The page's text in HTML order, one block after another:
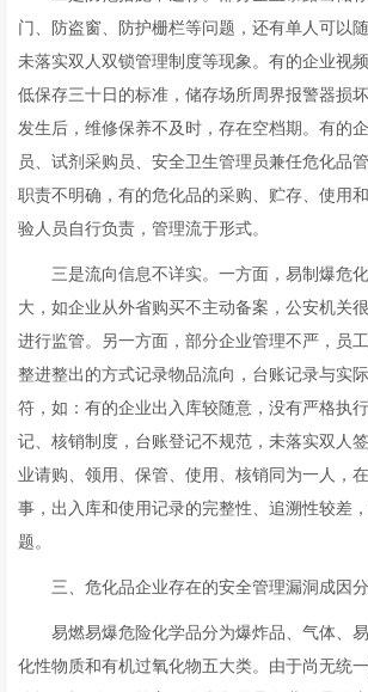
门、防盗窗、防护栅栏等问题，还有单人可以
未落实双人双锁管理制度等现象。有的企业视
低保存三十日的标准，储存场所周界报警器损
发生后，维修保养不及时，存在空档期。有的
员、试剂采购员、安全卫生管理员兼任危化品
职责不明确，有的危化品的采购、贮存、使用
验人员自行负责，管理流于形式。
三是流向信息不详实。一方面，易制爆危
大，如企业从外省购买不主动备案，公安机关
进行监管。另一方面，部分企业管理不严，员
整进整出的方式记录物品流向，台账记录与实
符，如：有的企业出入库较随意，没有严格执
记、核销制度，台账登记不规范，未落实双人
业请购、领用、保管、使用、核销同为一人，
事，出入库和使用记录的完整性、追溯性较差
题。
三、危化品企业存在的安全管理漏洞成因
易燃易爆危险化学品分为爆炸品、气体、
化性物质和有机过氧化物五大类。由于尚无统